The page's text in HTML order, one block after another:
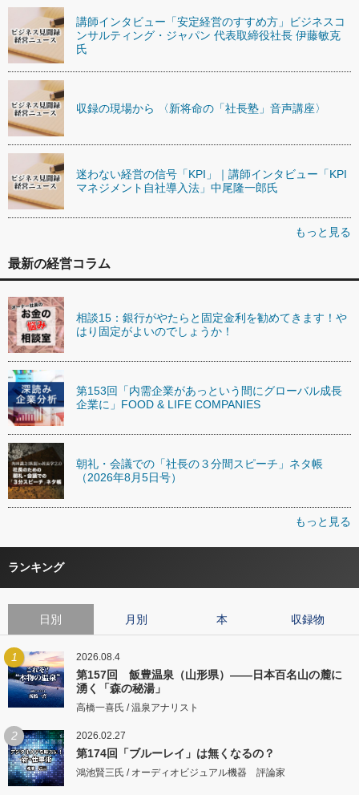
講師インタビュー「安定経営のすすめ方」ビジネスコ
ンサルティング・ジャパン 代表取締役社長 伊藤敏克
氏
収録の現場から 〈新将命の「社長塾」音声講座〉
迷わない経営の信号「KPI」｜講師インタビュー「KPI
マネジメント自社導入法」中尾隆一郎氏
もっと見る
最新の経営コラム
相談15：銀行がやたらと固定金利を勧めてきます！や
はり固定がよいのでしょうか！
第153回「内需企業があっという間にグローバル成長
企業に」FOOD & LIFE COMPANIES
朝礼・会議での「社長の３分間スピーチ」ネタ帳
（2026年8月5日号）
もっと見る
ランキング
日別 月別 本 収録物
1 2026.08.4
第157回 飯豊温泉（山形県）――日本百名山の麓に
湧く「森の秘湯」
高橋一喜氏 / 温泉アナリスト
2 2026.02.27
第174回「ブルーレイ」は無くなるの？
鴻池賢三氏 / オーディオビジュアル機器 評論家